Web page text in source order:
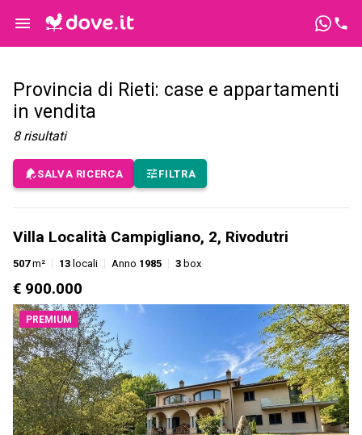
Provincia di Rieti: case e appartamenti
in vendita
8 risultati
SALVA RICERCA FILTRA
Villa Località Campigliano, 2, Rivodutri
507m² 13 locali Anno 1985 3 box
€ 900.000
PREMIUM